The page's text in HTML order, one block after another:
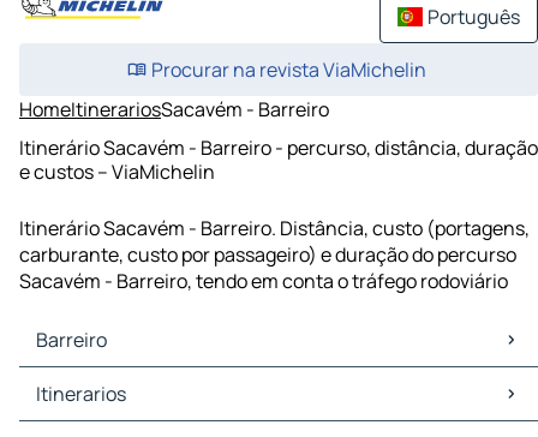
Português
Procurar na revista ViaMichelin
HomeItinerariosSacavém - Barreiro
Itinerário Sacavém - Barreiro - percurso, distância, duração
e custos – ViaMichelin
Itinerário Sacavém - Barreiro. Distância, custo (portagens,
carburante, custo por passageiro) e duração do percurso
Sacavém - Barreiro, tendo em conta o tráfego rodoviário
Barreiro
Barreiro Mapas Plantas
Barreiro Trafego
Itinerarios